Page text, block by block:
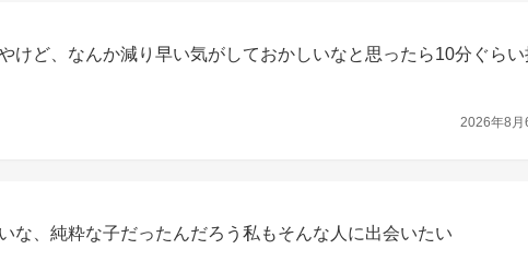
けど、なんか減り早い気がしておかしいなと思ったら10分ぐらい
2026年8月
な、純粋な子だったんだろう私もそんな人に出会いたい